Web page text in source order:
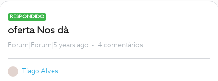
RESPONDIDO
oferta Nos dà
Forum|Forum|5 years ago 4 comentários
Tiago Alves